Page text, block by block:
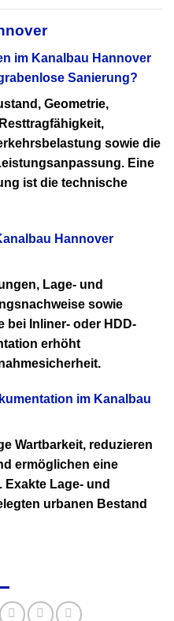
im Kanalbau Hannover
Sanierung?
Geometrie,
sowie die
Eine
ist die technische
Hannover
Lage- und
sowie
bei Inliner- oder HDD-
erhöht
im Kanalbau
Wartbarkeit, reduzieren
ermöglichen eine
Lage- und
urbanen Bestand